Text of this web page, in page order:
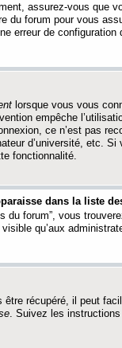
assurez-vous que
forum pour vous
erreur de configuration
lorsque vous vous
empêche
ce n’est pas
d’université, etc.
fonctionnalité.
dans la liste
du forum”, vous
qu’aux
récupéré, il peut
. Suivez les